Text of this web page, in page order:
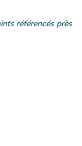
référencés près